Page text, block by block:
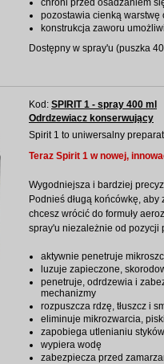
chroni przed osadzaniem
pozostawia cienką warstwę
konstrukcja zaworu
Dostępny w spray'u (puszka
Kod: SPIRIT 1 - spray 400 ml
Odrdzewiacz konserwujący
Spirit 1 to uniwersalny
Teraz Spirit 1 w nowej,
Wygodniejsza i bardziej
Podnieś długą końcówkę,
chcesz wrócić do formuły
spray'u niezależnie od pozycji
aktywnie penetruje
luzuje zapieczone,
penetruje, odrdzewia i
mechanizmy
rozpuszcza rdzę, tłuszcz i
eliminuje mikrozwarcia,
zapobiega utlenianiu
wypiera wodę
zabezpiecza przed